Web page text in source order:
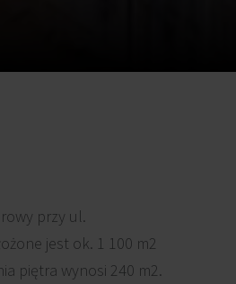
przy ul.
jest ok. 1 100 m2
piętra wynosi 240 m2.